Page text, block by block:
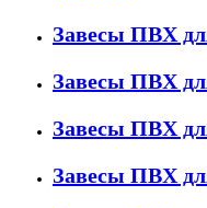
Завесы ПВХ
Завесы ПВХ
Завесы ПВХ
Завесы ПВХ